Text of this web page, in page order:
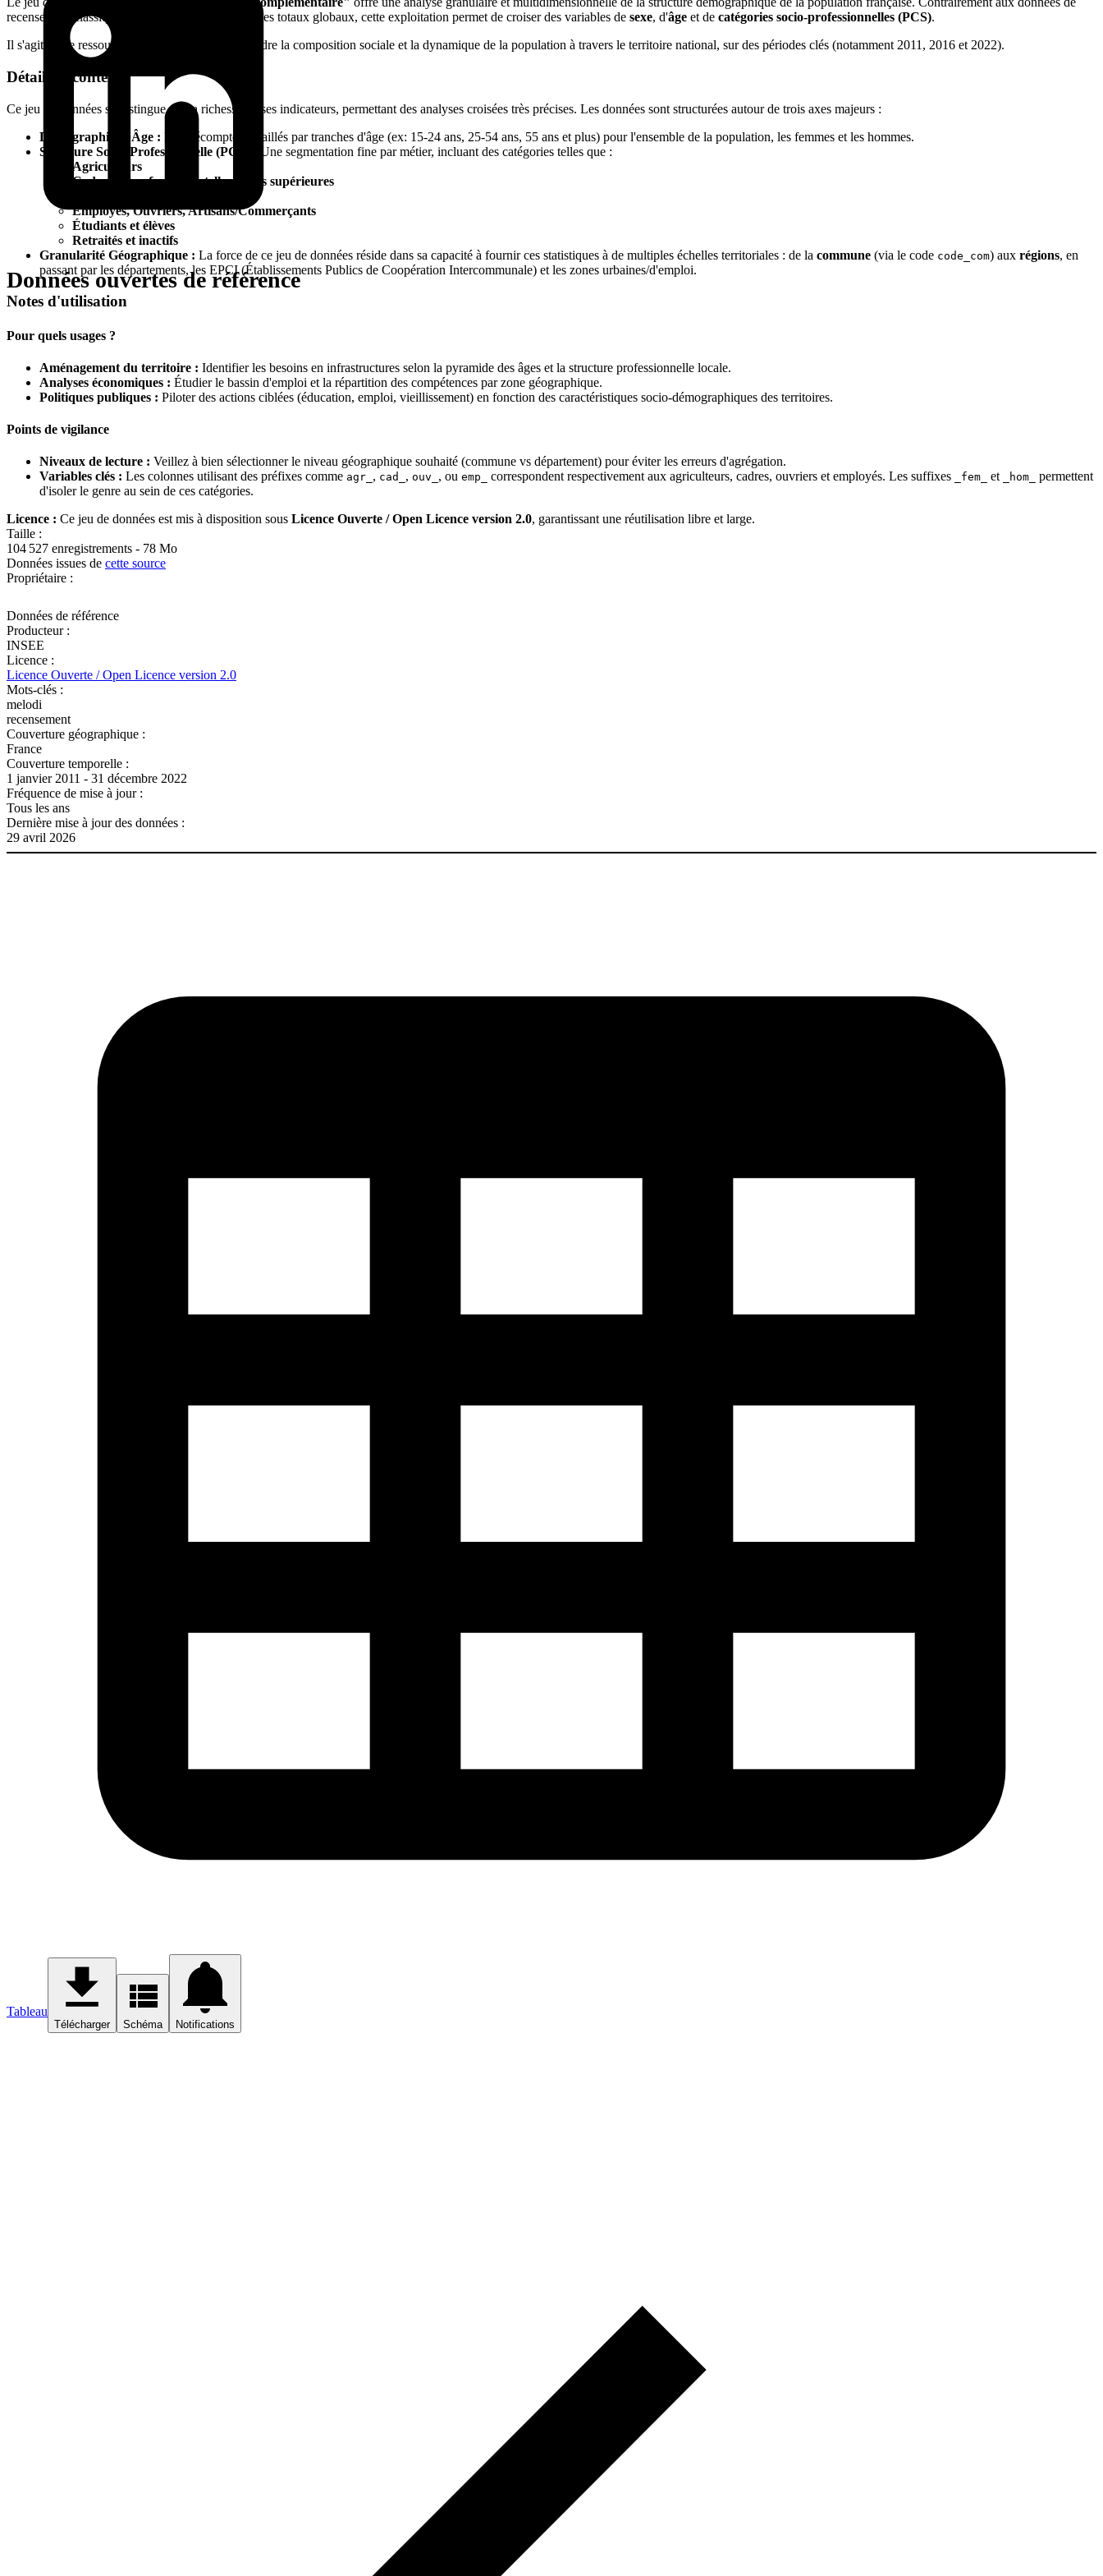
Données ouvertes de référence
recensement classiques qui se limitent souvent à des totaux globaux, cette exploitation permet de croiser des variables de sexe, d'âge et de catégories socio-professionnelles (PCS).
Il s'agit d'une ressource stratégique pour comprendre la composition sociale et la dynamique de la population à travers le territoire national, sur des périodes clés (notamment 2011, 2016 et 2022).
Détail du contenu
Ce jeu de données se distingue par la richesse de ses indicateurs, permettant des analyses croisées très précises. Les données sont structurées autour de trois axes majeurs :
Démographie et Âge : Des décomptes détaillés par tranches d'âge (ex: 15-24 ans, 25-54 ans, 55 ans et plus) pour l'ensemble de la population, les femmes et les hommes.
Structure Socio-Professionnelle (PCS) :
Une segmentation fine par métier, incluant des catégories telles que :
Agriculteurs
Cadres et professions intellectuelles supérieures
Employés, Ouvriers, Artisans/Commerçants
Étudiants et élèves
Retraités et inactifs
Granularité Géographique : La force de ce jeu de données réside dans sa capacité à fournir ces statistiques à de multiples échelles territoriales : de la commune (via le code code_com) aux régions, en
passant par les départements, les EPCI (Établissements Publics de Coopération Intercommunale) et les zones urbaines/d'emploi.
Notes d'utilisation
Pour quels usages ?
Aménagement du territoire : Identifier les besoins en infrastructures selon la pyramide des âges et la structure professionnelle locale.
Analyses économiques : Étudier le bassin d'emploi et la répartition des compétences par zone géographique.
Politiques publiques : Piloter des actions ciblées (éducation, emploi, vieillissement) en fonction des caractéristiques socio-démographiques des territoires.
Points de vigilance
Niveaux de lecture : Veillez à bien sélectionner le niveau géographique souhaité (commune vs département) pour éviter les erreurs d'agrégation.
Variables clés : Les colonnes utilisant des préfixes comme agr_ , cad_ , ouv_ , ou emp_ correspondent respectivement aux agriculteurs, cadres, ouvriers et employés. Les suffixes _fem_ et _hom_
permettent
d'isoler le genre au sein de ces catégories.
Licence : Ce jeu de données est mis à disposition sous Licence Ouverte / Open Licence version 2.0, garantissant une réutilisation libre et large.
Taille :
104 527 enregistrements - 78 Mo
Données issues de cette source
Propriétaire :
Données de référence
Producteur :
INSEE
Licence :
Licence Ouverte / Open Licence version 2.0
Mots-clés :
melodi
recensement
Couverture géographique :
France
Couverture temporelle :
1 janvier 2011 - 31 décembre 2022
Fréquence de mise à jour :
Tous les ans
Dernière mise à jour des données :
29 avril 2026
Tableau
Télécharger Schéma Notifications